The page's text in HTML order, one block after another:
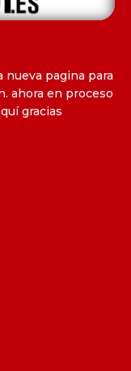
pagina para
ahora en proceso
gracias